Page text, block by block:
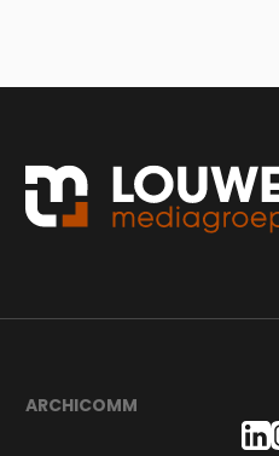
ARCHICOMM